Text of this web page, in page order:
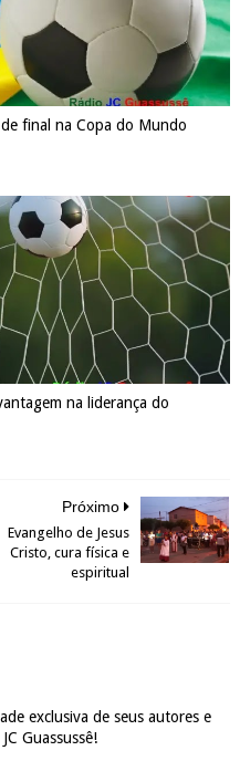
de final na Copa do Mundo
na liderança do
Próximo
Evangelho de Jesus
Cristo, cura física e
espiritual
exclusiva de seus autores e
Guassussê!